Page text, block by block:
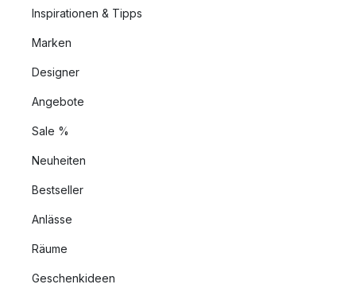
Inspirationen & Tipps
Marken
Designer
Angebote
Sale %
Neuheiten
Bestseller
Anlässe
Räume
Geschenkideen